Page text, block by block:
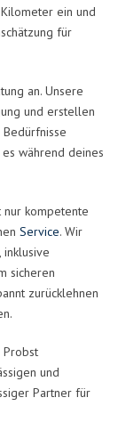
ein und
für
an. Unsere
und erstellen
es während deines
nur kompetente
Service. Wir
inklusive
sicheren
zurücklehnen
Probst
und
Partner für